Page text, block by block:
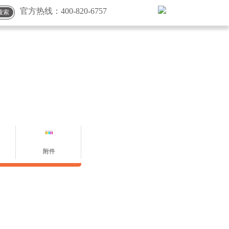
索 官方热线：400-820-6757
附件